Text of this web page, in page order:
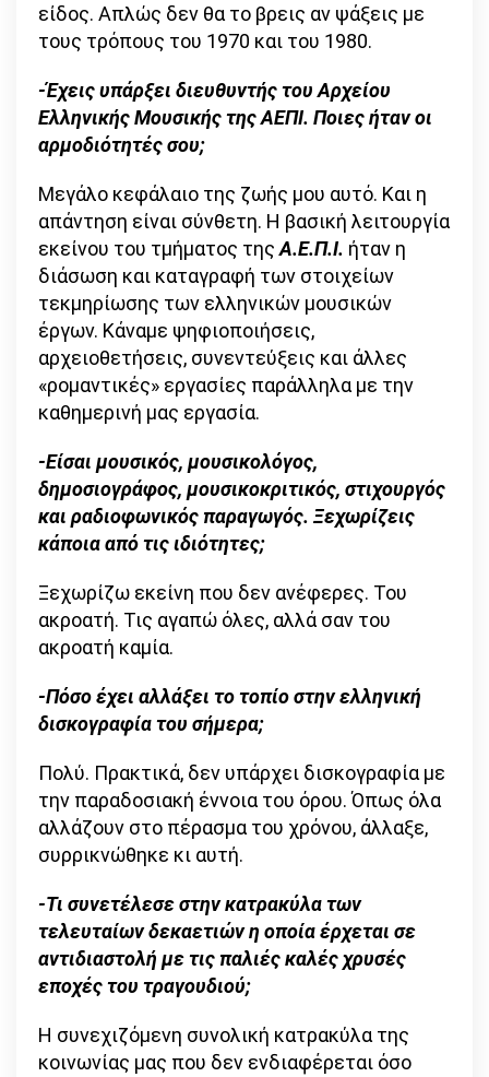
είδος. Απλώς δεν θα το βρεις αν ψάξεις με
τους τρόπους του 1970 και του 1980.
-Έχεις υπάρξει διευθυντής του Αρχείου
Ελληνικής Μουσικής της ΑΕΠΙ. Ποιες ήταν οι
αρμοδιότητές σου;
Μεγάλο κεφάλαιο της ζωής μου αυτό. Και η
απάντηση είναι σύνθετη. Η βασική λειτουργία
εκείνου του τμήματος τηςΑ.Ε.Π.Ι. ήταν η
διάσωση και καταγραφή των στοιχείων
τεκμηρίωσης των ελληνικών μουσικών
έργων. Κάναμε ψηφιοποιήσεις,
αρχειοθετήσεις, συνεντεύξεις και άλλες
«ρομαντικές» εργασίες παράλληλα με την
καθημερινή μας εργασία.
-Είσαι μουσικός, μουσικολόγος,
δημοσιογράφος, μουσικοκριτικός, στιχουργός
και ραδιοφωνικός παραγωγός. Ξεχωρίζεις
κάποια από τις ιδιότητες;
Ξεχωρίζω εκείνη που δεν ανέφερες. Του
ακροατή. Τις αγαπώ όλες, αλλά σαν του
ακροατή καμία.
-Πόσο έχει αλλάξει το τοπίο στην ελληνική
δισκογραφία του σήμερα;
Πολύ. Πρακτικά, δεν υπάρχει δισκογραφία με
την παραδοσιακή έννοια του όρου. Όπως όλα
αλλάζουν στο πέρασμα του χρόνου, άλλαξε,
συρρικνώθηκε κι αυτή.
-Τι συνετέλεσε στην κατρακύλα των
τελευταίων δεκαετιών η οποία έρχεται σε
αντιδιαστολή με τις παλιές καλές χρυσές
εποχές του τραγουδιού;
Η συνεχιζόμενη συνολική κατρακύλα της
κοινωνίας μας που δεν ενδιαφέρεται όσο